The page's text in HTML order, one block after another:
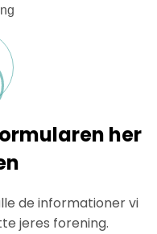
her
de informationer vi
jeres forening.